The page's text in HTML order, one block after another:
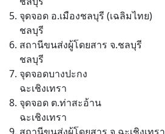
จุดจอด อ.เมืองชลบุรี (เฉลิมไทย)
ชลบุรี
สถานีขนส่งผู้โดยสาร จ.ชลบุรี
ชลบุรี
จุดจอดบางปะกง
ฉะเชิงเทรา
จุดจอด ต.ท่าสะอ้าน
ฉะเชิงเทรา